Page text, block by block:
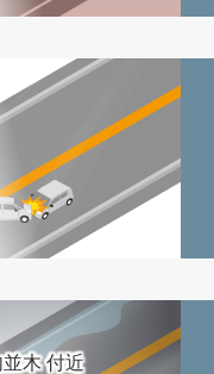
木 付近